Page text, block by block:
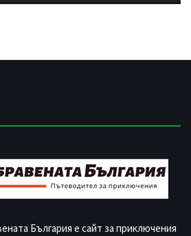
България е сайт за приключения